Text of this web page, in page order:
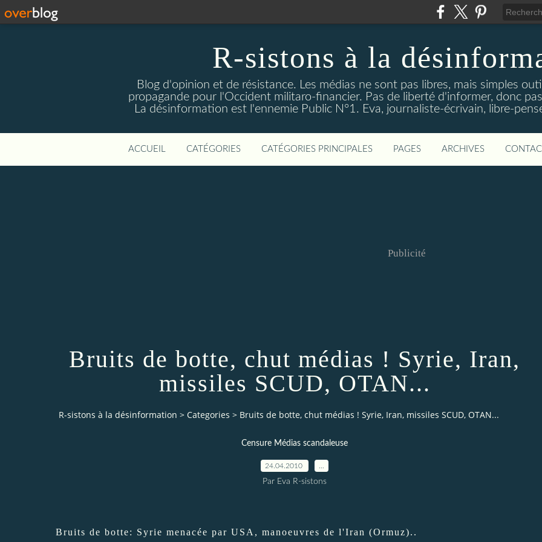
R-sistons à la
Blog d'opinion et de résistance. Les médias ne sont pas libres, mais simples
propagande pour l'Occident militaro-financier. Pas de liberté d'informer, donc
La désinformation est l'ennemie Public N°1. Eva, journaliste-écrivain, libre-
ACCUEIL CATÉGORIES CATÉGORIES PRINCIPALES PAGES ARCHIVES
Publicité
Bruits de botte, chut médias ! Syrie, Iran,
missiles SCUD, OTAN...
R-sistons à la désinformation > Categories > Bruits de botte, chut médias ! Syrie, Iran, missiles SCUD, OTAN...
Censure Médias scandaleuse
24.04.2010
Par Eva R-sistons
Bruits de botte: Syrie menacée par USA, manoeuvres de l'Iran (Ormuz)..